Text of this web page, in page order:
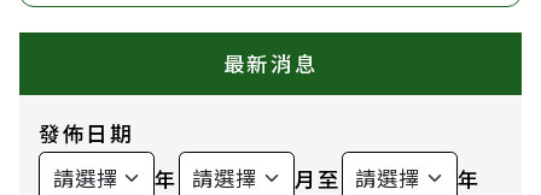
最新消息
發佈日期
年
月至
年